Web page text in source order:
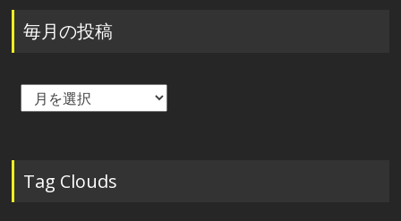
毎月の投稿
毎
稿
Tag Clouds